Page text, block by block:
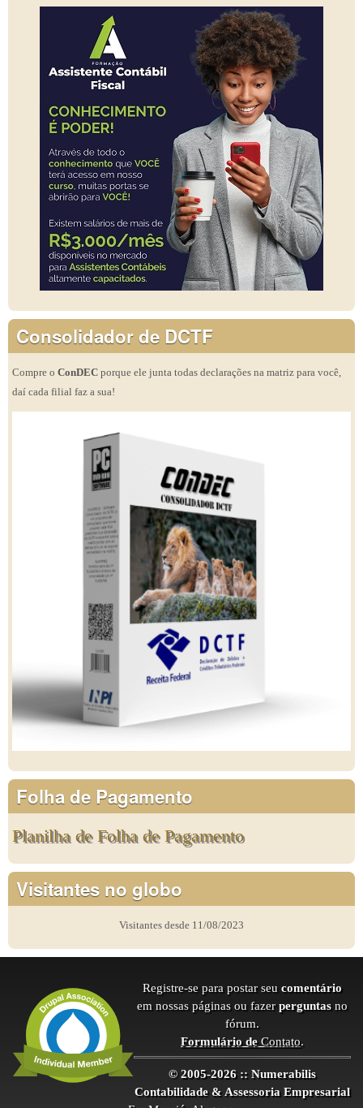
Consolidador de DCTF
Compre o ConDEC porque ele junta todas declarações na matriz para você,
daí cada filial faz a sua!
Folha de Pagamento
Planilha de Folha de Pagamento
Visitantes no globo
Visitantes desde 11/08/2023
Registre-se para postar seu comentário
em nossas páginas ou fazer perguntas no
fórum.
Formulário deContato.
© 2005-2026 :: Numerabilis
Contabilidade & Assessoria Empresarial